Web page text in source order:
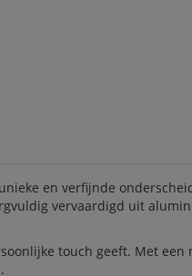
en verfijnde
vervaardigd uit
touch geeft. Met een